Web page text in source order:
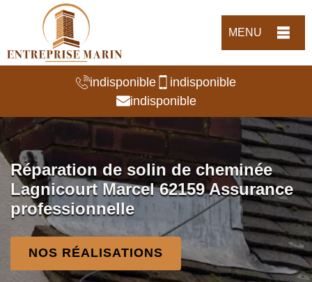
MENU
indisponible
indisponible
indisponible
Réparation de solin de cheminée
Lagnicourt Marcel 62159 Assurance
professionnelle
NOS RÉALISATIONS